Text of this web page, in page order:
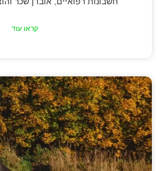
קראו עוד